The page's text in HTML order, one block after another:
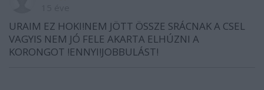
URAIM EZ HOKI!NEM JÖTT ÖSSZE SRÁCNAK A CSEL
VAGYIS NEM JÓ FELE AKARTA ELHÚZNI A
KORONGOT !ENNYI!JOBBULÁST!